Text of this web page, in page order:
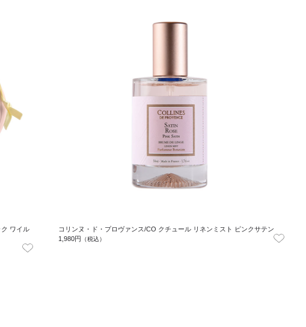
ワイル
コリンヌ・ド・プロヴァンス/CO クチュール リネンミスト ピンクサテン
1,980円
（税込）